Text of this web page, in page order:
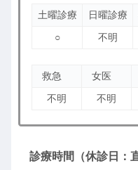
土曜診療 日曜診療
○
不明
救急 女医
不明
不明
診療時間（休診日：